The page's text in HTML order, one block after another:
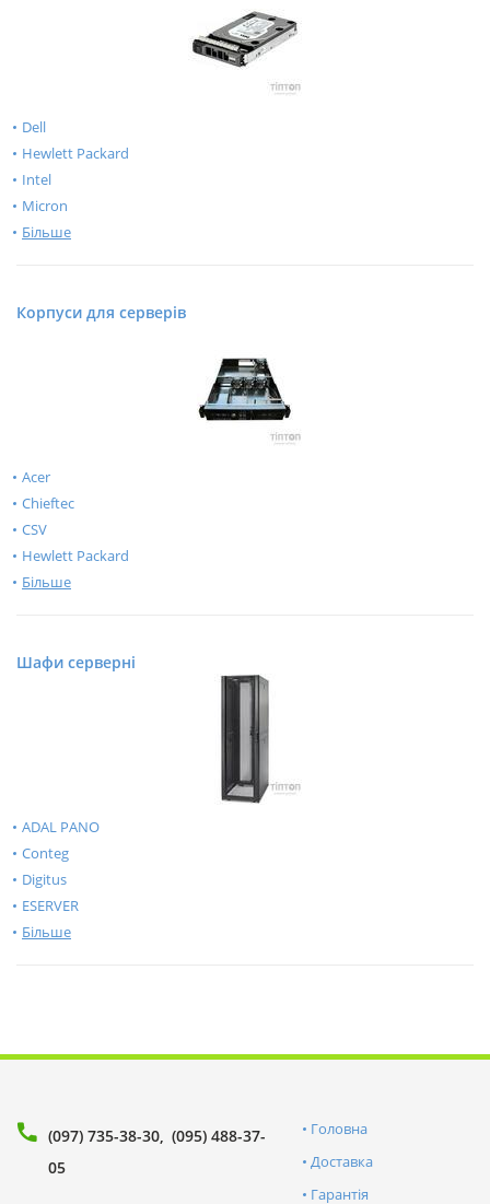
Dell
Hewlett Packard
Intel
Micron
Більше
Корпуси для серверів
Acer
Chieftec
CSV
Hewlett Packard
Більше
Шафи серверні
ADAL PANO
Conteg
Digitus
ESERVER
Більше
(097) 735-38-30 (095) 488-37-
05
Головна
Доставка
Гарантія